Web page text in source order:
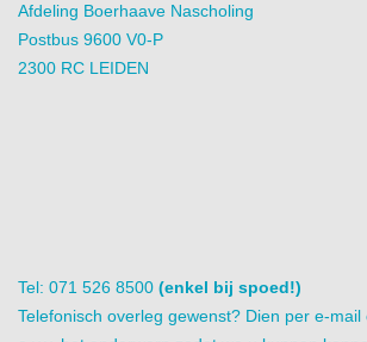
Afdeling Boerhaave Nascholing
Postbus 9600 V0-P
2300 RC LEIDEN
Tel: 071 526 8500 (enkel bij spoed!)
Telefonisch overleg gewenst? Dien per e-mail